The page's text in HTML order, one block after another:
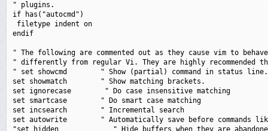
" plugins.
if has("autocmd")
filetype indent on
endif
" The following are commented out as they cause vim to
" differently from regular Vi. They are highly recommended
" set showcmd        " Show (partial) command in status line.
set showmatch        " Show matching brackets.
set ignorecase        " Do case insensitive matching
set smartcase        " Do smart case matching
set incsearch        " Incremental search
set autowrite        " Automatically save before commands
"set hidden             " Hide buffers when they are